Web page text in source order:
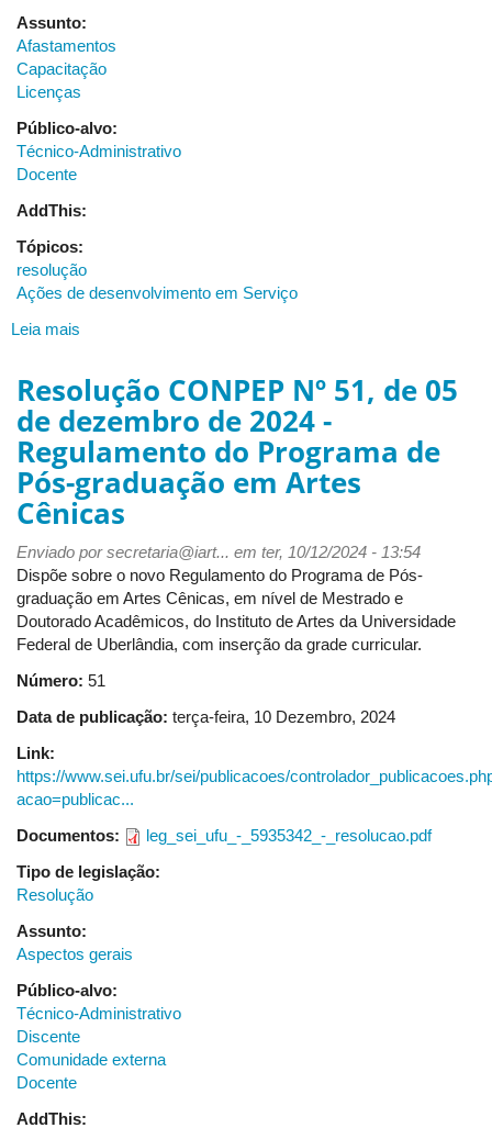
Assunto:
Afastamentos
Capacitação
Licenças
Público-alvo:
Técnico-Administrativo
Docente
AddThis:
Tópicos:
resolução
Ações de desenvolvimento em Serviço
Leia mais
CONARTES
Nº
06
-
Normas
internas
para
participação
dos
servidores
em
Ações
de
em
(ADS)
Resolução CONPEP Nº 51, de 05
de dezembro de 2024 -
Regulamento do Programa de
Pós-graduação em Artes
Cênicas
Enviado porsecretaria@iart... em ter, 10/12/2024 - 13:54
Dispõe sobre o novo Regulamento do Programa de Pós-
graduação em Artes Cênicas, em nível de Mestrado e
Doutorado Acadêmicos, do Instituto de Artes da Universidade
Federal de Uberlândia, com inserção da grade curricular.
Número: 51
Data de publicação: terça-feira, 10 Dezembro, 2024
Link:
https://www.sei.ufu.br/sei/publicacoes/
acao=publicac...
Documentos:
leg_sei_ufu_-_5935342_-_resolucao.pdf
Tipo de legislação:
Resolução
Assunto:
Aspectos gerais
Público-alvo:
Técnico-Administrativo
Discente
Comunidade externa
Docente
AddThis: